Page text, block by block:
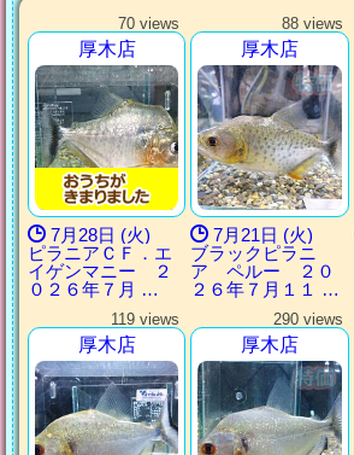
70 views
厚木店
7月28日 (火)
ピラニアＣＦ．エ
イゲンマニー ２
０２６年７月 …
88 views
厚木店
7月21日 (火)
ブラックピラニ
ア ペルー ２０
２６年７月１１ …
119 views
厚木店
290 views
厚木店